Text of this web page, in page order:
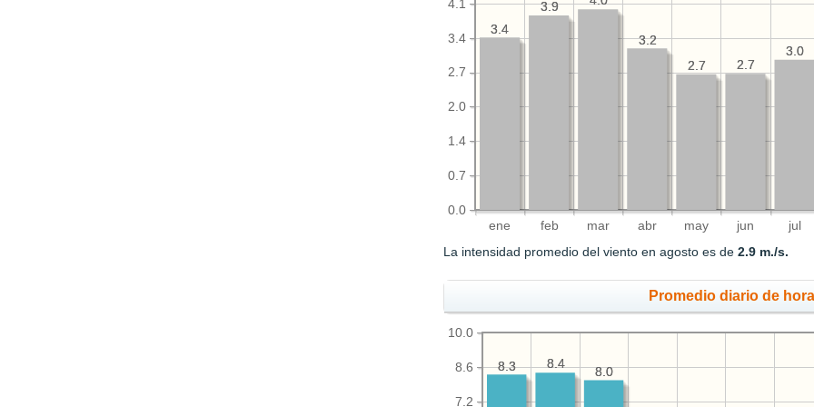
ene feb mar abr may jun jul
0.0
0.7
1.4
2.0
2.7
3.4
4.1
3.0
2.7
2.7
3.2
3.9
3.4
3.0
2.7
2.7
3.2
3.9
3.4
La intensidad promedio del viento en agosto es de2.9 m./s.
Promedio diario de
7.2
8.6
10.0
8.0
8.4
8.3
8.0
8.4
8.3